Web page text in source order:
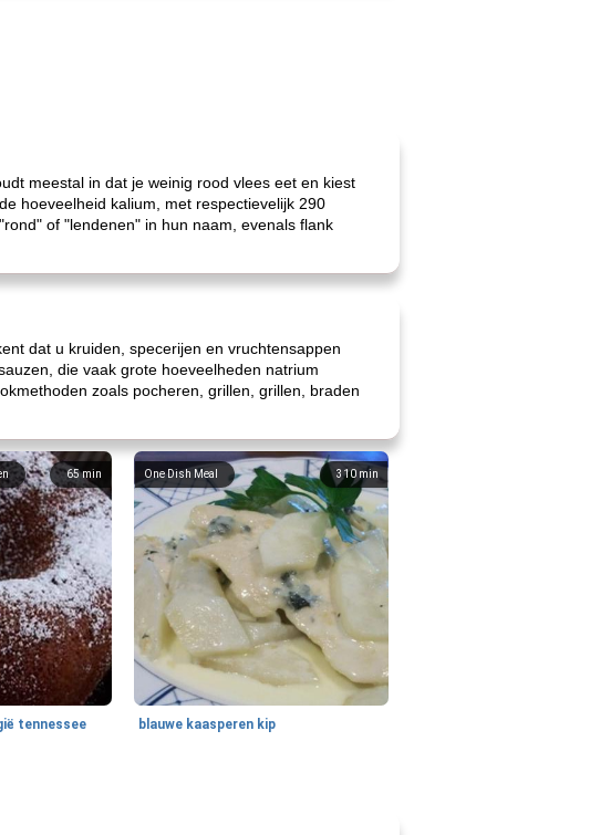
meestal in dat je weinig rood vlees eet en kiest
hoeveelheid kalium, met respectievelijk 290
of "lendenen" in hun naam, evenals flank
dat u kruiden, specerijen en vruchtensappen
die vaak grote hoeveelheden natrium
zoals pocheren, grillen, grillen, braden
65min
tennessee
310 min
One Dish Meal
blauwe kaasperen kip